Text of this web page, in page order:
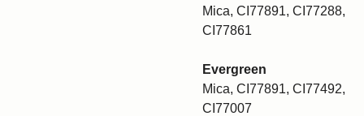
Mica, CI77891, CI77288,
CI77861
Evergreen
Mica, CI77891, CI77492,
CI77007